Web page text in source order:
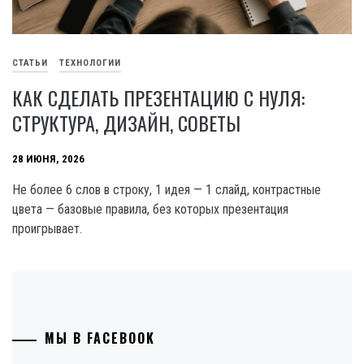
СТАТЬИ ТЕХНОЛОГИИ
КАК СДЕЛАТЬ ПРЕЗЕНТАЦИЮ С НУЛЯ:
СТРУКТУРА, ДИЗАЙН, СОВЕТЫ
28 ИЮНЯ, 2026
Не более 6 слов в строку, 1 идея — 1 слайд, контрастные
цвета — базовые правила, без которых презентация
проигрывает.
МЫ В FACEBOOK